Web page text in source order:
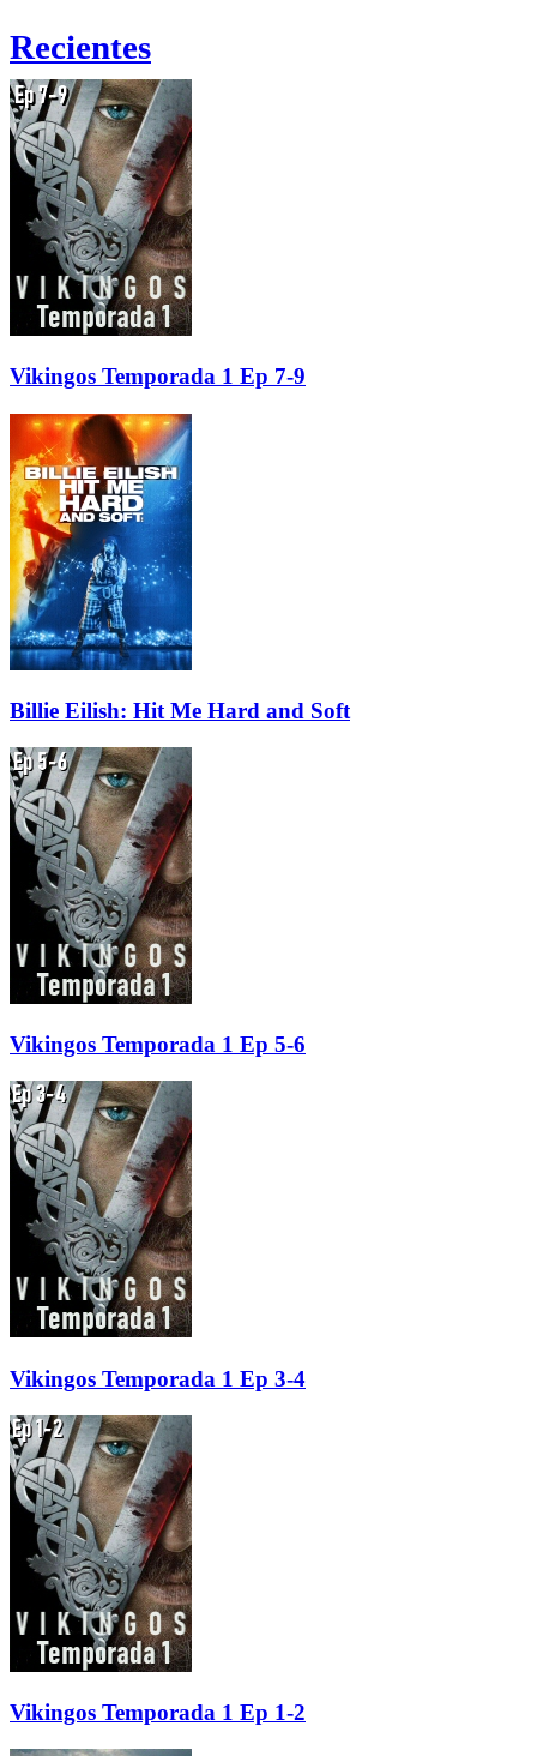
Recientes
Vikingos Temporada 1 Ep 7-9
Billie Eilish: Hit Me Hard and Soft
Vikingos Temporada 1 Ep 5-6
Vikingos Temporada 1 Ep 3-4
Vikingos Temporada 1 Ep 1-2